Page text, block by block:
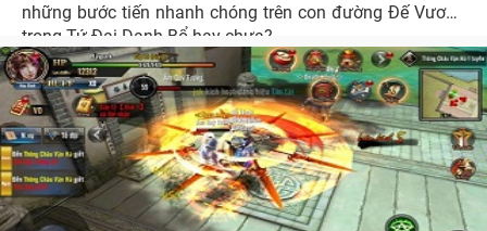
những bước tiến nhanh chóng trên con đường Đế Vương
trong Tứ Đại Danh Bổ hay chưa?